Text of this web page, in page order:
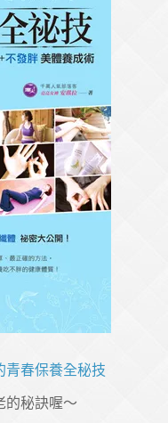
青春保養全秘技
的秘訣喔～